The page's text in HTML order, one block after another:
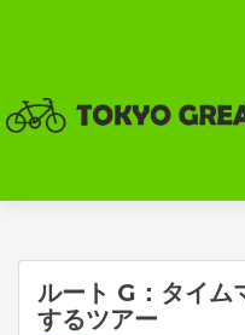
ルート G：タイム
するツアー